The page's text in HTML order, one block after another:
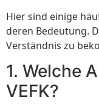
Hier sind einige
deren Bedeutung.
Verständnis zu
1. Welche
VEFK?